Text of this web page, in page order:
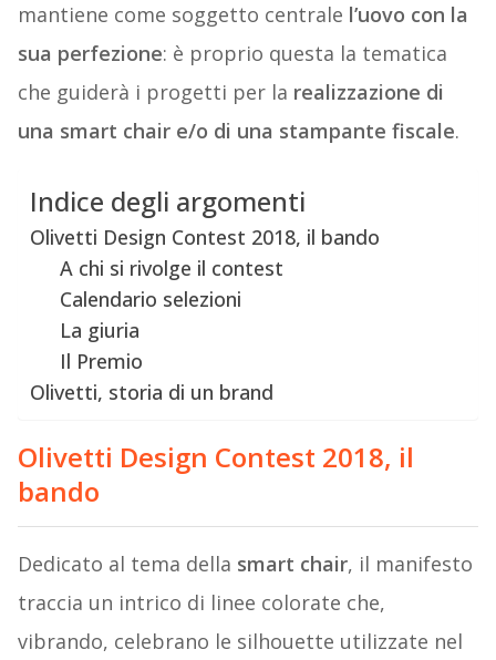
mantiene come soggetto centrale l’uovo con la
sua perfezione: è proprio questa la tematica
che guiderà i progetti per la realizzazione di
una smart chair e/o di una stampante fiscale.
Indice degli argomenti
Olivetti Design Contest 2018, il bando
A chi si rivolge il contest
Calendario selezioni
La giuria
Il Premio
Olivetti, storia di un brand
Olivetti Design Contest 2018, il
bando
Dedicato al tema della smart chair, il manifesto
traccia un intrico di linee colorate che,
vibrando, celebrano le silhouette utilizzate nel